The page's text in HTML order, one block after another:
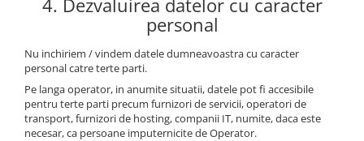
4. Dezvaluirea datelor cu caracter
personal
Nu inchiriem / vindem datele dumneavoastra cu caracter
personal catre terte parti.
Pe langa operator, in anumite situatii, datele pot fi accesibile
pentru terte parti precum furnizori de servicii, operatori de
transport, furnizori de hosting, companii IT, numite, daca este
necesar, ca persoane imputernicite de Operator.